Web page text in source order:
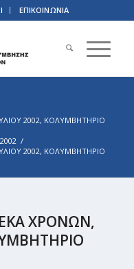
ΕΠΙΚΟΙΝΩΝΙΑ
2002, ΚΟΛΥΜΒΗΤΗΡΙΟ
/
2002, ΚΟΛΥΜΒΗΤΗΡΙΟ
ΧΡΟΝΩΝ,